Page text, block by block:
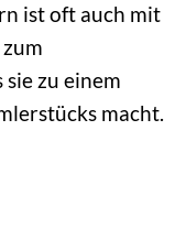
ist oft auch mit
zu einem
macht.